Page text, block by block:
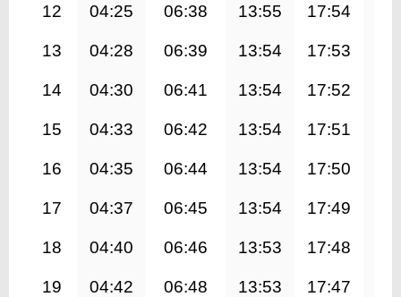
12 04:25 06:38 13:55 17:54
13 04:28 06:39 13:54 17:53
14 04:30 06:41 13:54 17:52
15 04:33 06:42 13:54 17:51
16 04:35 06:44 13:54 17:50
17 04:37 06:45 13:54 17:49
18 04:40 06:46 13:53 17:48
19 04:42 06:48 13:53 17:47